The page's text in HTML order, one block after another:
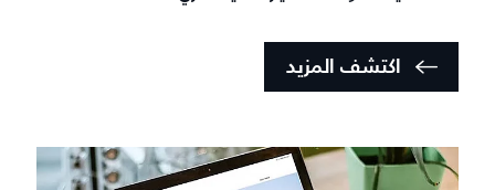
اكتشف المزيد